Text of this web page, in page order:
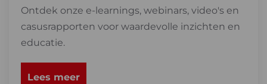
Ontdek onze e-learnings, webinars, video's en
casusrapporten voor waardevolle inzichten en
educatie.
Lees meer